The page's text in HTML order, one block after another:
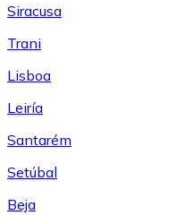
Siracusa
Trani
Lisboa
Leiría
Santarém
Setúbal
Beja